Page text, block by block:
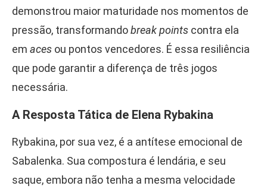
demonstrou maior maturidade nos momentos de
pressão, transformandobreak points contra ela
em aces ou pontos vencedores. É essa resiliência
que pode garantir a diferença de três jogos
necessária.
A Resposta Tática de Elena Rybakina
Rybakina, por sua vez, é a antítese emocional de
Sabalenka. Sua compostura é lendária, e seu
saque, embora não tenha a mesma velocidade